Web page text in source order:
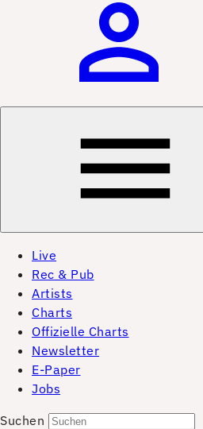
Live
Rec & Pub
Artists
Charts
Offizielle Charts
Newsletter
E-Paper
Jobs
Suchen